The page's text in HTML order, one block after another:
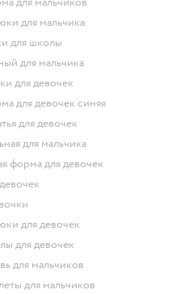
для мальчика
для школы
для мальчика
для девочек
для девочек синяя
для девочек
для мальчика
форма для девочек
для девочек
для девочек
для мальчиков
для мальчиков